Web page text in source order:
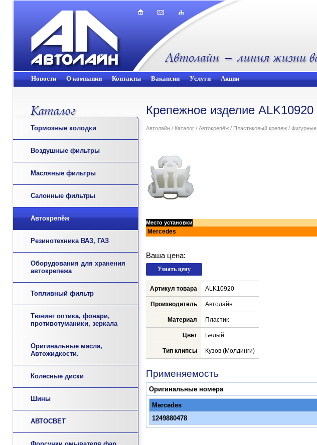
Новости О компании Контакты Вакансии Услуги Акции
Тормозные колодки
Воздушные фильтры
Масляные фильтры
Салонные фильтры
Автокрепёж
Резинотехника ВАЗ, ГАЗ
Оборудования для хранения
автокрепежа
Топливный фильтр
Тюнинг оптика, фонари,
противотуманики, зеркала
Оригинальные масла,
Автожидкости.
Колесные диски
Шины
АВТОСВЕТ
Крепежное изделие ALK10920
Автолайн / Каталог / Автокрепёж / Пластиковый крепеж / Фигурные
Место установки
Mercedes
Ваша цена:
Артикул товара ALK10920
Производитель Автолайн
Материал Пластик
Цвет Белый
Тип клипсы Кузов (Молдинги)
Применяемость
Оригинальные номера
Mercedes
1249880478